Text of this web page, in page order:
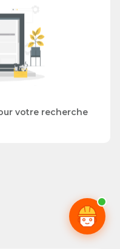
votre recherche